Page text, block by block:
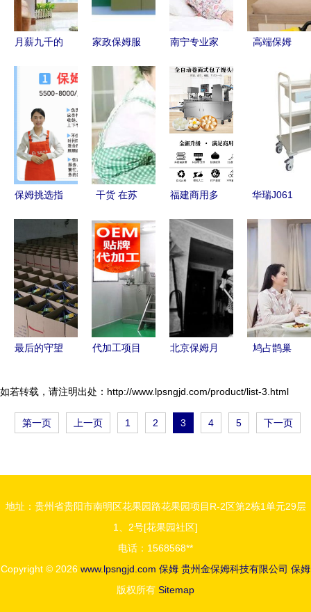
解决方案
月薪九千的
58岁女保姆
严
家政保姆服
从寻找、选
择到价格解
读
南宁专业家
姆月嫂、金
牌保姆与钟
点工，打造
温馨整洁之
家
高端保姆
的专业服务
与价值重塑
保姆挑选指
类型一网打
尽
干货 在苏
个月得花多
少钱？知道
真相的我眼
福建商用多
包子馒头机
食品厂自动
化生产的得
力助手
华瑞J061
手，厂价直
销7440元
最后的守望
的自梳女保
姆
代加工项目
创新模式与
市场前景
北京保姆月
光环与现实
的交织
鸠占鹊巢
夺产阴谋与
自食恶果
如若转载，请注明出处：http://www.lpsngjd.com/product/list-3.html
第一页 上一页 1 2 3 4 5 下一页
地址：贵州省贵阳市南明区花果园路花果园项目R-2区第2栋1单元29层
1、2号[花果园社区]
电话：1568568**
Copyright © 2026 www.lpsngjd.com 保姆 贵州金保姆科技有限公司 保姆
版权所有 Sitemap